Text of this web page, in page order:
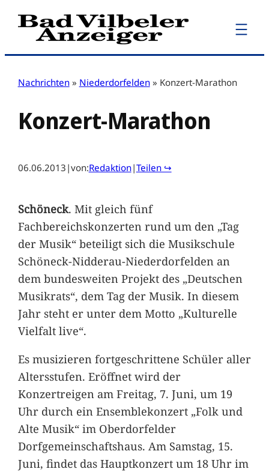
Zum
Inhalt
Nachrichten » Niederdorfelden » Konzert-Marathon
Konzert-Marathon
06.06.2013 |von:Redaktion|Teilen ↪
Schöneck. Mit gleich fünf
Fachbereichskonzerten rund um den „Tag
der Musik“ beteiligt sich die Musikschule
Schöneck-Nidderau-Niederdorfelden an
dem bundesweiten Projekt des „Deutschen
Musikrats“, dem Tag der Musik. In diesem
Jahr steht er unter dem Motto „Kulturelle
Vielfalt live“.
Es musizieren fortgeschrittene Schüler aller
Altersstufen. Eröffnet wird der
Konzertreigen am Freitag, 7. Juni, um 19
Uhr durch ein Ensemblekonzert „Folk und
Alte Musik“ im Oberdorfelder
Dorfgemeinschaftshaus. Am Samstag, 15.
Juni, findet das Hauptkonzert um 18 Uhr im